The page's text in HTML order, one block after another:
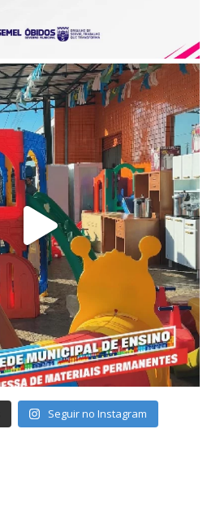
Seguir no Instagram